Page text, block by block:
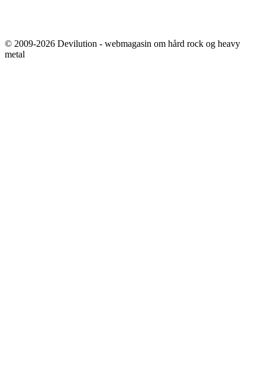
© 2009-2026 Devilution - webmagasin om hård rock og heavy
metal